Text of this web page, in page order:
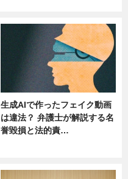
生成AIで作ったフェイク動画
は違法？ 弁護士が解説する名
誉毀損と法的責…